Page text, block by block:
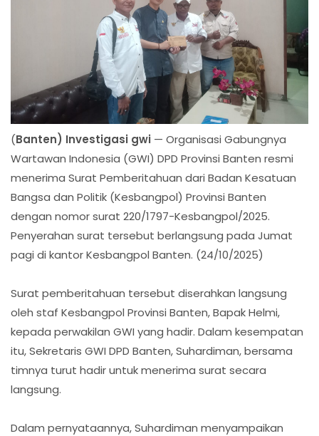
(Banten) Investigasi gwi — Organisasi Gabungnya
Wartawan Indonesia (GWI) DPD Provinsi Banten resmi
menerima Surat Pemberitahuan dari Badan Kesatuan
Bangsa dan Politik (Kesbangpol) Provinsi Banten
dengan nomor surat 220/1797-Kesbangpol/2025.
Penyerahan surat tersebut berlangsung pada Jumat
pagi di kantor Kesbangpol Banten. (24/10/2025)
Surat pemberitahuan tersebut diserahkan langsung
oleh staf Kesbangpol Provinsi Banten, Bapak Helmi,
kepada perwakilan GWI yang hadir. Dalam kesempatan
itu, Sekretaris GWI DPD Banten, Suhardiman, bersama
timnya turut hadir untuk menerima surat secara
langsung.
Dalam pernyataannya, Suhardiman menyampaikan